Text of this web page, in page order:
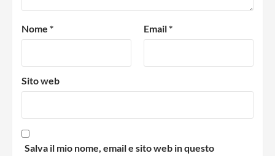
Nome * Email*
Sito web
Salva il mio nome, email e sito web in questo